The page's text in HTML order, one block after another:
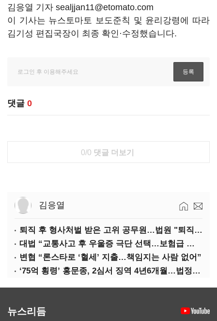
김응열 기자 sealjjan11@etomato.com
이 기사는 뉴스토마토 보도준칙 및 윤리강령에 따라
김기성 편집국장이 최종 확인·수정했습니다.
댓글 0
0/0 댓글 더보기
김응열
퇴직 후 형사처벌 받은 고위 공무원…법원 "퇴직수당 환수는 부당"
대법 “교통사고 후 우울증 극단 선택…보험급 지급해야”
변협 “론스타로 ‘혈세’ 지출…책임지는 사람 없어”
‘75억 횡령’ 홍문종, 2심서 징역 4년6개월…법정구속
뉴스리듬